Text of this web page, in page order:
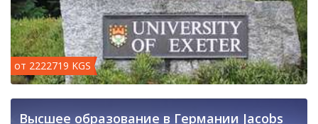
от 2222719 KGS
Высшее образование в Германии Jacobs